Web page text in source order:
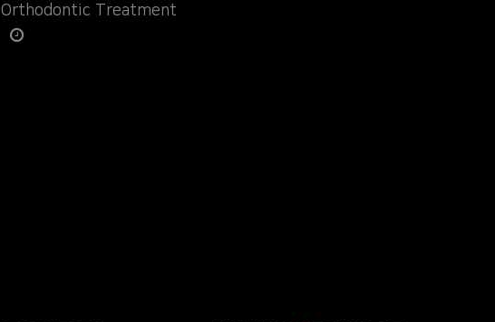
Orthodontic Treatment